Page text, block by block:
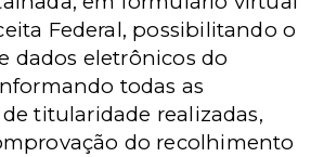
Federal, possibilitando o
dados eletrônicos do
todas as
titularidade realizadas,
do recolhimento